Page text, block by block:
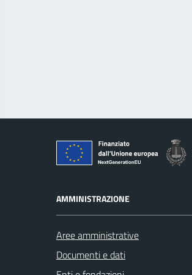
AMMINISTRAZIONE
Aree amministrative
Documenti e dati